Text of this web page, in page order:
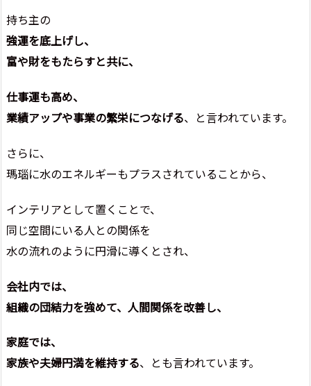
持ち主の
強運を底上げし、
富や財をもたらすと共に、
仕事運も高め、
業績アップや事業の繁栄につなげる、と言われています。
さらに、
瑪瑙に水のエネルギーもプラスされていることから、
インテリアとして置くことで、
同じ空間にいる人との関係を
水の流れのように円滑に導くとされ、
会社内では、
組織の団結力を強めて、人間関係を改善し、
家庭では、
家族や夫婦円満を維持する、とも言われています。